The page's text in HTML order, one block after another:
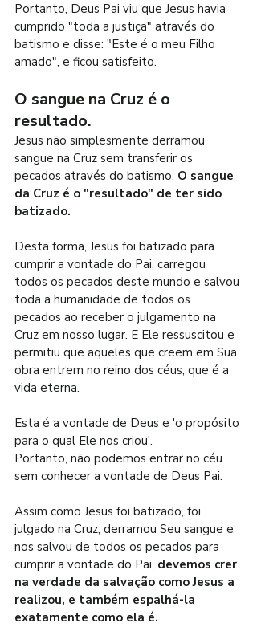
Portanto, Deus Pai viu que Jesus havia
cumprido "toda a justiça" através do
batismo e disse: "Este é o meu Filho
amado", e ficou satisfeito.
O sangue na Cruz é o
resultado.
Jesus não simplesmente derramou
sangue na Cruz sem transferir os
pecados através do batismo. O sangue
da Cruz é o "resultado" de ter sido
batizado.
Desta forma, Jesus foi batizado para
cumprir a vontade do Pai, carregou
todos os pecados deste mundo e salvou
toda a humanidade de todos os
pecados ao receber o julgamento na
Cruz em nosso lugar. E Ele ressuscitou e
permitiu que aqueles que creem em Sua
obra entrem no reino dos céus, que é a
vida eterna.
Esta é a vontade de Deus e 'o propósito
para o qual Ele nos criou'.
Portanto, não podemos entrar no céu
sem conhecer a vontade de Deus Pai.
Assim como Jesus foi batizado, foi
julgado na Cruz, derramou Seu sangue e
nos salvou de todos os pecados para
cumprir a vontade do Pai, devemos crer
na verdade da salvação como Jesus a
realizou, e também espalhá-la
exatamente como ela é.